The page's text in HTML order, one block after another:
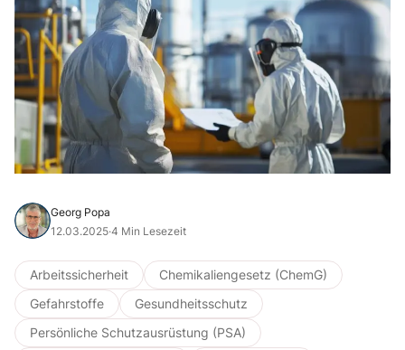
Georg Popa
12.03.2025·4 Min Lesezeit
Arbeitssicherheit
Chemikaliengesetz (ChemG)
Gefahrstoffe
Gesundheitsschutz
Persönliche Schutzausrüstung (PSA)